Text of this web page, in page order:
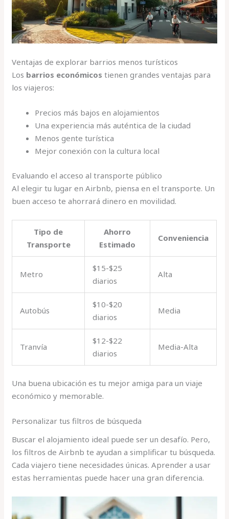
Ventajas de explorar barrios menos turísticos
Los barrios económicos tienen grandes ventajas para
los viajeros:
Precios más bajos en alojamientos
Una experiencia más auténtica de la ciudad
Menos gente turística
Mejor conexión con la cultura local
Evaluando el acceso al transporte público
Al elegir tu lugar en Airbnb, piensa en el transporte. Un
buen acceso te ahorrará dinero en movilidad.
Tipo de
Transporte
Ahorro
Estimado
Conveniencia
Metro
$15-$25
diarios
Alta
Autobús
$10-$20
diarios
Media
Tranvía
$12-$22
diarios
Media-Alta
Una buena ubicación es tu mejor amiga para un viaje
económico y memorable.
Personalizar tus filtros de búsqueda
Buscar el alojamiento ideal puede ser un desafío. Pero,
los filtros de Airbnb te ayudan a simplificar tu búsqueda.
Cada viajero tiene necesidades únicas. Aprender a usar
estas herramientas puede hacer una gran diferencia.